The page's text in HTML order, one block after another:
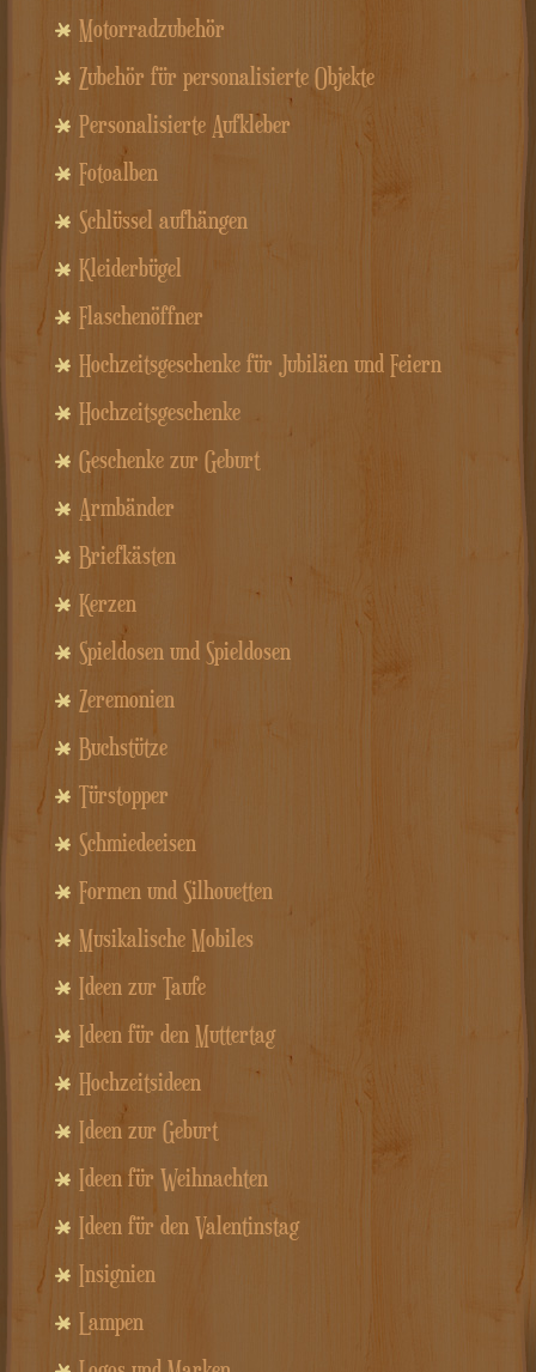
Motorradzubehör
Zubehör für personalisierte Objekte
Personalisierte Aufkleber
Fotoalben
Schlüssel aufhängen
Kleiderbügel
Flaschenöffner
Hochzeitsgeschenke für Jubiläen und Feiern
Hochzeitsgeschenke
Geschenke zur Geburt
Armbänder
Briefkästen
Kerzen
Spieldosen und Spieldosen
Zeremonien
Buchstütze
Türstopper
Schmiedeeisen
Formen und Silhouetten
Musikalische Mobiles
Ideen zur Taufe
Ideen für den Muttertag
Hochzeitsideen
Ideen zur Geburt
Ideen für Weihnachten
Ideen für den Valentinstag
Insignien
Lampen